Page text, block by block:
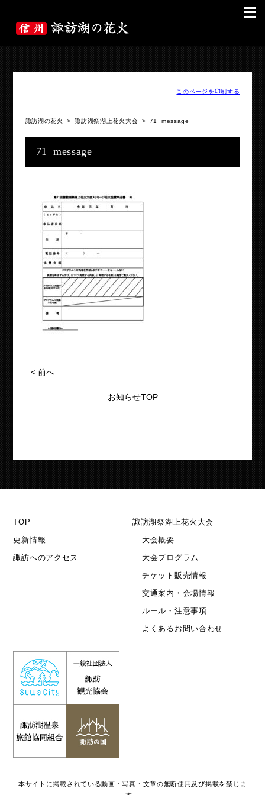
≡
このページを印刷する
諏訪湖の花火 >諏訪湖祭湖上花火大会 > 71_message
71_message
<前へ
お知らせTOP
TOP
更新情報
諏訪へのアクセス
諏訪湖祭湖上花火大会
大会概要
大会プログラム
チケット販売情報
交通案内・会場情報
ルール・注意事項
よくあるお問い合わせ
本サイトに掲載されている動画・写真・文章の無断使用及び掲載を禁じま